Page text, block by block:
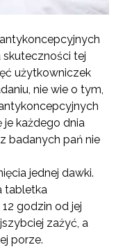
tej
użytkowniczek
nie wie o tym,
każdego dnia
badanych pań nie
jednej dawki.
tabletka
godzin od jej
zażyć, a
porze.